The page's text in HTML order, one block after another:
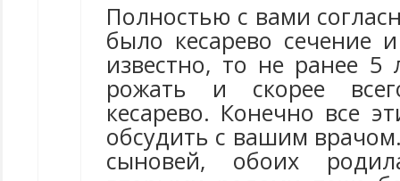
Полностью с вами
было кесарево сечение
известно, то не ранее 5
рожать и скорее
кесарево. Конечно все
обсудить с вашим
сыновей, обоих